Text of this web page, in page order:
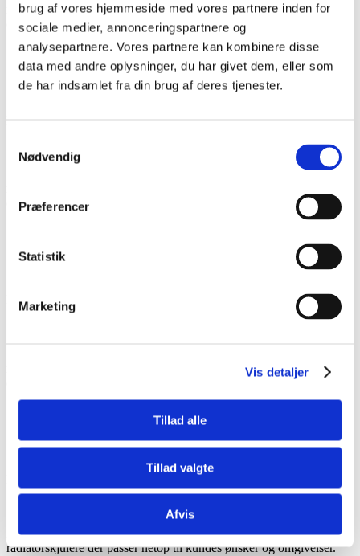
brug af vores hjemmeside med vores partnere inden for
sociale medier, annonceringspartnere og
analysepartnere. Vores partnere kan kombinere disse
data med andre oplysninger, du har givet dem, eller som
de har indsamlet fra din brug af deres tjenester.
Nødvendig
Præferencer
Statistik
Marketing
Vis detaljer
Tillad alle
Tillad valgte
Afvis
radiatorskjulere med lameller så de passer netop til kundens ønsker
og omgivelser.
I København K har vi hjulpet kunde med 6 stk. skræddersyede
og omgivelser.
Radiatorskjulere kombineret med gennemgående vindueskarm
radiatorskjulere med lameller så de passer netop til kundens ønsker
På Frederiksberg har vi hjulpet kunde med en løsning på i alt 6 stk.
radiatorskjulere der passer netop til kundes ønsker og omgivelser.